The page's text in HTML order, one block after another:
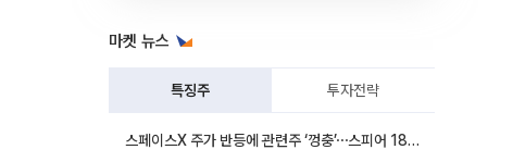
마켓 뉴스
특징주 투자전략
스페이스X 주가 반등에 관련주 ‘껑충’⋯스피어 18%ㆍ에이치브이엠 12%↑